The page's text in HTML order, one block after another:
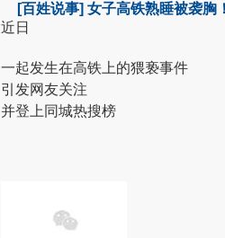
[百姓说事] 女子高铁熟睡被袭胸
近日
一起发生在高铁上的猥亵事件
引发网友关注
​并登上同城热搜榜